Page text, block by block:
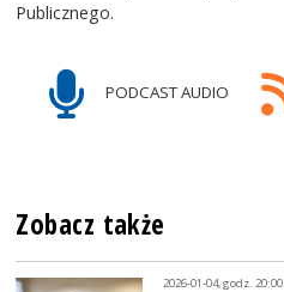
Publicznego.
PODCAST AUDIO
Zobacz także
2026-01-04, godz. 20:00